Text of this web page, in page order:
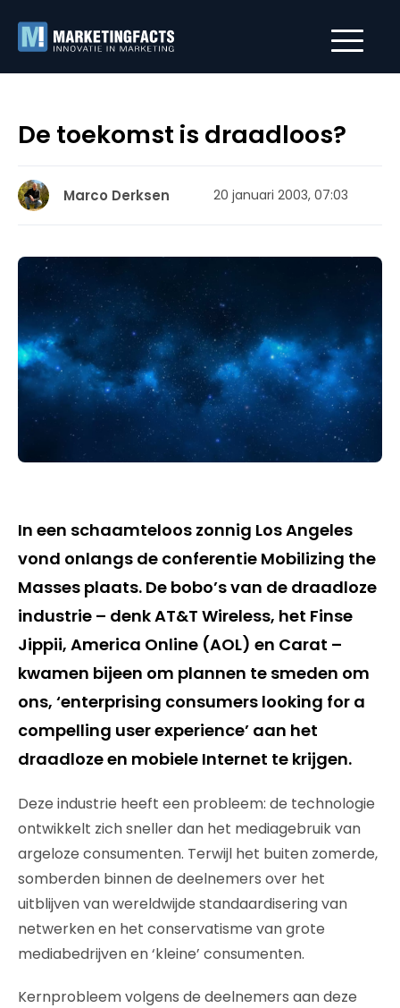
De toekomst is draadloos?
Marco Derksen 20 januari 2003, 07:03
In een schaamteloos zonnig Los Angeles
vond onlangs de conferentie Mobilizing the
Masses plaats. De bobo’s van de draadloze
industrie – denk AT&T Wireless, het Finse
Jippii, America Online (AOL) en Carat –
kwamen bijeen om plannen te smeden om
ons, ‘enterprising consumers looking for a
compelling user experience’ aan het
draadloze en mobiele Internet te krijgen.
Deze industrie heeft een probleem: de technologie
ontwikkelt zich sneller dan het mediagebruik van
argeloze consumenten. Terwijl het buiten zomerde,
somberden binnen de deelnemers over het
uitblijven van wereldwijde standaardisering van
netwerken en het conservatisme van grote
mediabedrijven en ‘kleine’ consumenten.
Kernprobleem volgens de deelnemers aan deze